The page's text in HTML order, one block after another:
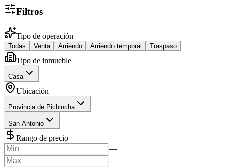
Filtros
Tipo de operación
Todas Venta Arriendo Arriendo temporal Traspaso
Tipo de inmueble
Casa
Ubicación
Provincia de Pichincha
San Antonio
Rango de precio
—